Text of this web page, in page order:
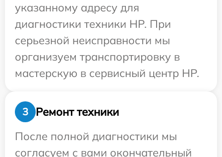
указанному адресу для
диагностики техники HP. При
серьезной неисправности мы
организуем транспортировку в
мастерскую в сервисный центр HP.
3
Ремонт техники
После полной диагностики мы
согласуем с вами окончательный